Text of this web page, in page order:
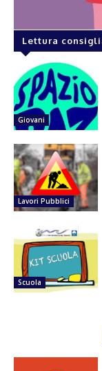
Lettura
Giovani
Lavori Pubblici
Scuola